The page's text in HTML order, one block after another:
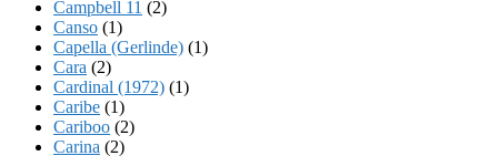
Campbell 11 (2)
Canso (1)
Capella (Gerlinde) (1)
Cara (2)
Cardinal (1972) (1)
Caribe (1)
Cariboo (2)
Carina (2)